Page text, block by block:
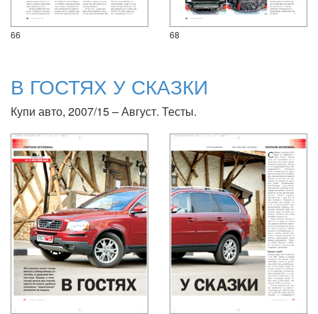
66 68
В ГОСТЯХ У СКАЗКИ
Купи авто, 2007/15 – Август. Тесты.